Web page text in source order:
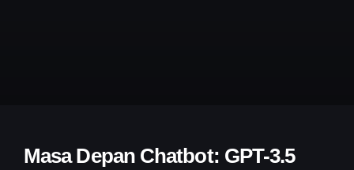
Masa Depan Chatbot: GPT-3.5